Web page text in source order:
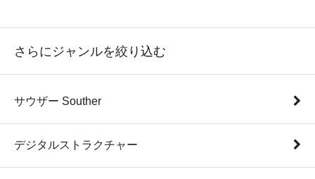
さらにジャンルを絞り込む
サウザー Souther
デジタルストラクチャー